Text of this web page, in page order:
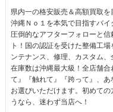
県内一の格安販売＆高額買取を
沖縄Ｎｏ１を本気で目指すバイ
圧倒的なアフターフォローと
ト！国の認証を受けた整備工
ンテナンス、修理、カスタム、
在庫数は沖縄最大級！全店舗
て』『触れて』『跨って』、
お選びいただけます。初めて
うなら、迷わず当店へ！